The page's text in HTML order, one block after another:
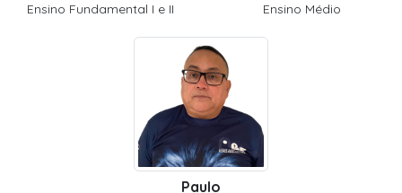
Ensino Fundamental I e II Ensino Médio
Paulo